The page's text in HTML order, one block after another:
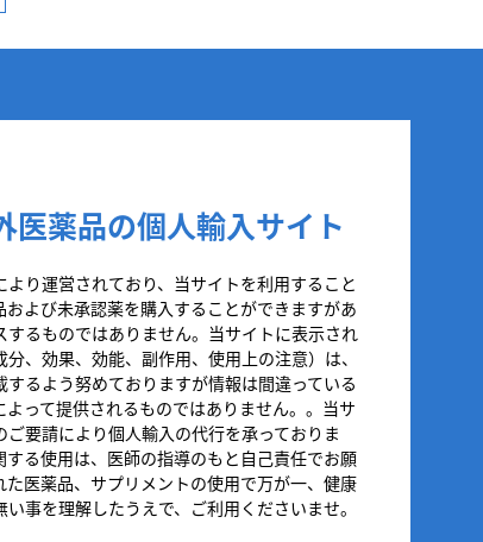
医薬品の個人輸入サイト
り運営されており、当サイトを利用すること
よび未承認薬を購入することができますがあ
するものではありません。当サイトに表示され
、効果、効能、副作用、使用上の注意）は、
るよう努めておりますが情報は間違っている
って提供されるものではありません。。当サ
要請により個人輸入の代行を承っておりま
る使用は、医師の指導のもと自己責任でお願
医薬品、サプリメントの使用で万が一、健康
事を理解したうえで、ご利用くださいませ。